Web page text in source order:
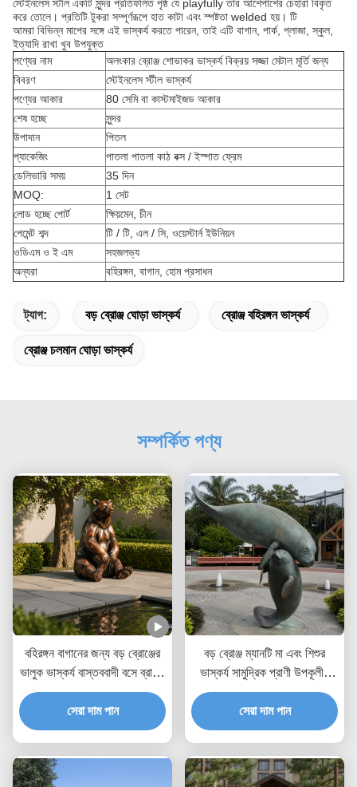
স্টেইনলেস স্টীল একটি সুন্দর প্রতিফলিত পৃষ্ঠ যে playfully তার আশেপাশের চেহারা বিকৃত
করে তোলে। প্রতিটি টুকরা সম্পূর্ণরূপে হাত কাটা এবং স্পষ্টতা welded হয়। টি
আমরা বিভিন্ন মাপের সঙ্গে এই ভাস্কর্য করতে পারেন, তাই এটি বাগান, পার্ক, প্লাজা, স্কুল,
ইত্যাদি রাখা খুব উপযুক্ত
পণ্যের নাম
অলংকার ব্রোঞ্জ শোভাকর ভাস্কর্য বিক্রয় সজ্জা মেটাল মূর্তি জন্য
বিবরণ
স্টেইনলেস স্টীল ভাস্কর্য
পণ্যের আকার
80 সেমি বা কাস্টমাইজড আকার
শেষ হচ্ছে
সুন্দর
উপাদান
পিতল
প্যাকেজিং
পাতলা পাতলা কাঠ বক্স / ইস্পাত ফ্রেম
ডেলিভারি সময়
35 দিন
MOQ:
1 সেট
লোড হচ্ছে পোর্ট
ক্ষিয়মেন, চীন
পেমেন্ট শব্দ
টি / টি, এল / সি, ওয়েস্টার্ন ইউনিয়ন
ওডিএম ও ই এম
সহজলভ্য
অন্যরা
বহিরঙ্গন, বাগান, হোম প্রসাধন
ট্যাগ: বড় ব্রোঞ্জ ঘোড়া ভাস্কর্য ব্রোঞ্জ বহিরঙ্গন ভাস্কর্য
ব্রোঞ্জ চলমান ঘোড়া ভাস্কর্য
সম্পর্কিত পণ্য
বহিরঙ্গন বাগানের জন্য বড় ব্রোঞ্জের
ভালুক ভাস্কর্য বাস্তববাদী বসে ব্রাউন
বিয়ার মূর্তি পার্ক ভিলার জন্য কাস্টম
ধাতব প্রাণী শিল্প সজ্জা
সেরা দাম পান
বড় ব্রোঞ্জ ম্যানটি মা এবং শিশুর
ভাস্কর্য সামুদ্রিক প্রাণী উপকূলীয়
বাগান আউটডোর আর্ট মূর্তি
সেরা দাম পান